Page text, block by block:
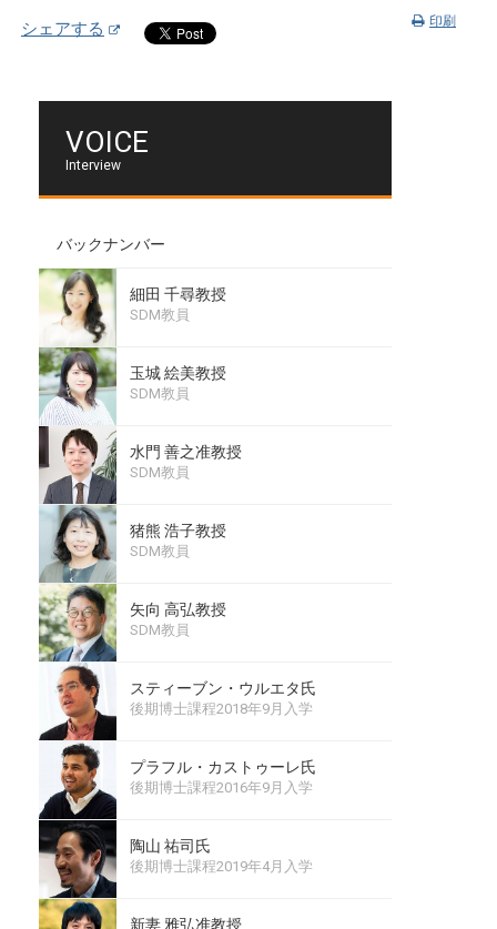
シェアする 印刷
VOICE
Interview
バックナンバー
細田 千尋教授
SDM教員
玉城 絵美教授
SDM教員
水門 善之准教授
SDM教員
猪熊 浩子教授
SDM教員
矢向 高弘教授
SDM教員
スティーブン・ウルエタ氏
後期博士課程2018年9月入学
プラフル・カストゥーレ氏
後期博士課程2016年9月入学
陶山 祐司氏
後期博士課程2019年4月入学
新妻 雅弘准教授